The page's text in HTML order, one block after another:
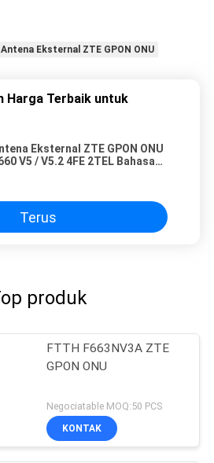
Antena Eksternal ZTE GPON ONU
Harga Terbaik untuk
Eksternal ZTE GPON ONU
V5 / V5.2 4FE 2TEL Bahasa
Terus
produk
FTTH F663NV3A ZTE
GPON ONU
Negociatable MOQ:50 PCS
KONTAK